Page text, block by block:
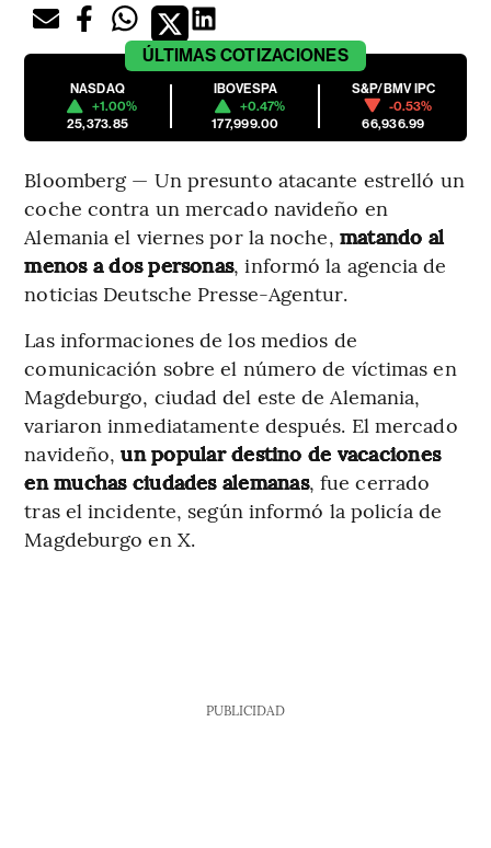
ÚLTIMAS COTIZACIONES
NASDAQ
+1.00%
25,373.85
IBOVESPA
+0.47%
177,999.00
S&P/BMV IPC
-0.53%
66,936.99
Bloomberg — Un presunto atacante estrelló un
coche contra un mercado navideño en
Alemania el viernes por la noche, matando al
menos a dos personas, informó la agencia de
noticias Deutsche Presse-Agentur.
Las informaciones de los medios de
comunicación sobre el número de víctimas en
Magdeburgo, ciudad del este de Alemania,
variaron inmediatamente después. El mercado
navideño,un popular destino de vacaciones
en muchas ciudades alemanas, fue cerrado
tras el incidente, según informó la policía de
Magdeburgo en X.
PUBLICIDAD